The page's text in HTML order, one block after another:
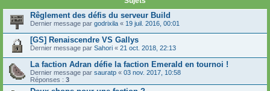
Rêglement des défis du serveur Build
Dernier message par godrixila « 19 juil. 2016, 00:01
[GS] Renaiscendre VS Gallys
Dernier message par Sahori « 21 oct. 2018, 22:13
La faction Adran défie la faction Emerald en tournoi !
Dernier message par sauratp « 03 nov. 2017, 10:58
Réponses : 3